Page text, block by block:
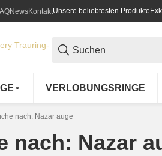
NewsKontaktUnsere beliebtesten Produkte
VERLOBUNGSRINGE
nach: Nazar auge
nach: Nazar